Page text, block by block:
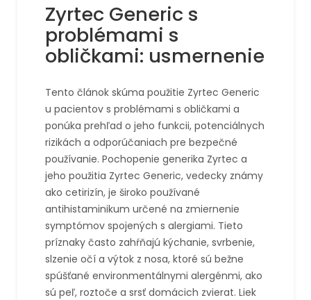
Zyrtec Generic s
problémami s
obličkami: usmernenie
Tento článok skúma použitie Zyrtec Generic
u pacientov s problémami s obličkami a
ponúka prehľad o jeho funkcii, potenciálnych
rizikách a odporúčaniach pre bezpečné
používanie. Pochopenie generika Zyrtec a
jeho použitia Zyrtec Generic, vedecky známy
ako cetirizín, je široko používané
antihistaminikum určené na zmiernenie
symptómov spojených s alergiami. Tieto
príznaky často zahŕňajú kýchanie, svrbenie,
slzenie očí a výtok z nosa, ktoré sú bežne
spúšťané environmentálnymi alergénmi, ako
sú peľ, roztoče a srsť domácich zvierat. Liek